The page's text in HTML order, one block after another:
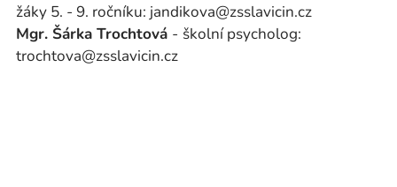
žáky 5. - 9. ročníku: jandikova@zsslavicin.cz
Mgr. Šárka Trochtová - školní psycholog:
trochtova@zsslavicin.cz